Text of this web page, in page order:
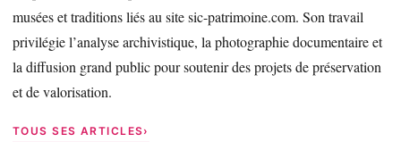
musées et traditions liés au site sic-patrimoine.com. Son travail
privilégie l’analyse archivistique, la photographie documentaire et
la diffusion grand public pour soutenir des projets de préservation
et de valorisation.
TOUS SES ARTICLES